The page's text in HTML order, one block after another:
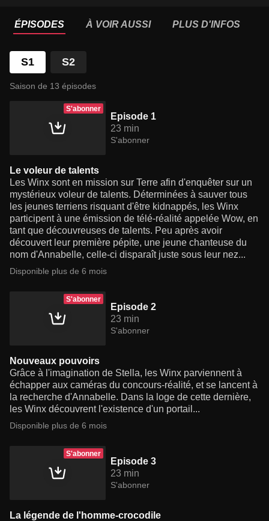
ÉPISODES À VOIR AUSSI PLUS D'INFOS
S1 S2
Saison de 13 épisodes
S'abonner
Episode 1
23 min
S'abonner
Le voleur de talents
Les Winx sont en mission sur Terre afin d'enquêter sur un
mystérieux voleur de talents. Déterminées à sauver tous
les jeunes terriens risquant d'être kidnappés, les Winx
participent à une émission de télé-réalité appelée Wow, en
tant que découvreuses de talents. Peu après avoir
découvert leur première pépite, une jeune chanteuse du
nom d'Annabelle, celle-ci disparaît juste sous leur nez...
Disponible plus de 6 mois
S'abonner
Episode 2
23 min
S'abonner
Nouveaux pouvoirs
Grâce à l'imagination de Stella, les Winx parviennent à
échapper aux caméras du concours-réalité, et se lancent à
la recherche d'Annabelle. Dans la loge de cette dernière,
les Winx découvrent l'existence d'un portail...
Disponible plus de 6 mois
S'abonner
Episode 3
23 min
S'abonner
La légende de l'homme-crocodile